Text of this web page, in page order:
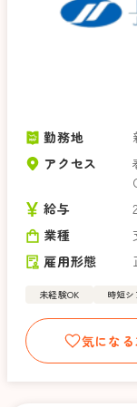
勤務地
アクセス
給与
業種
雇用形態
未経験OK 時短
気にな